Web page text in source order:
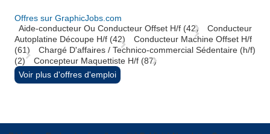
Offres sur GraphicJobs.com
Aide-conducteur Ou Conducteur Offset H/f (42)
Conducteur
Autoplatine Découpe H/f (42)
Conducteur Machine Offset H/f
(61)
Chargé D'affaires / Technico-commercial Sédentaire (h/f)
(2)
Concepteur Maquettiste H/f (87)
Voir plus d'offres d'emploi